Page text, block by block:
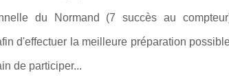
du Normand (7 succès au
d'effectuer la meilleure préparation
de participer...